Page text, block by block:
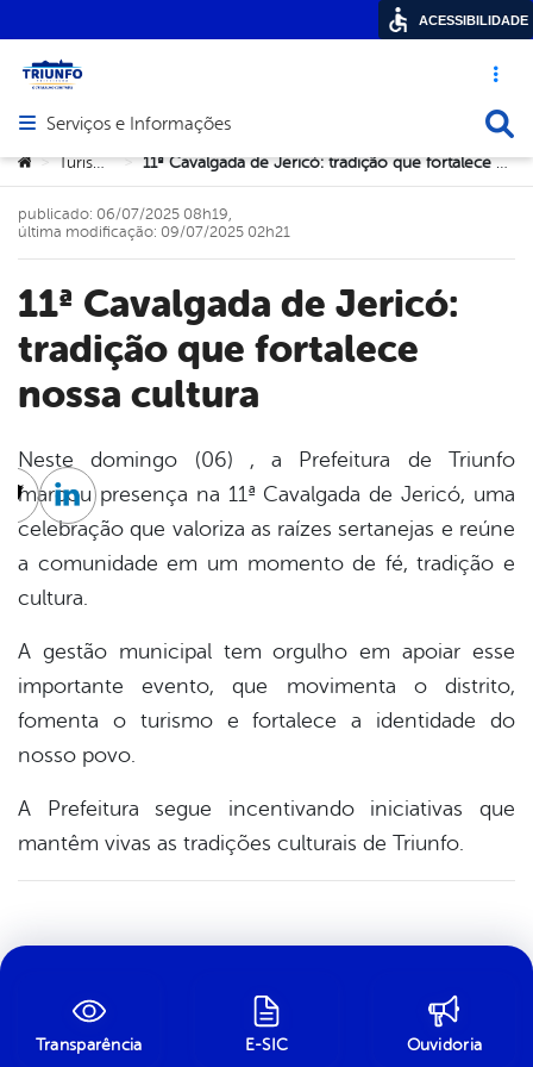
Acesso
Abrir menu principal de navegação
Serviços e Informações
Você está aqui:
> Turismo > 11ª Cavalgada de Jericó: tradição que fortalece nossa cultura
11ª Cavalgada de Jericó:
tradição que fortalece
nossa cultura
publicado: 06/07/2025 08h19,
última modificação: 09/07/2025 02h21
Neste domingo (06) , a Prefeitura de Triunfo
marcou presença na 11ª Cavalgada de Jericó, uma
celebração que valoriza as raízes sertanejas e reúne
a comunidade em um momento de fé, tradição e
cultura.
A gestão municipal tem orgulho em apoiar esse
importante evento, que movimenta o distrito,
fomenta o turismo e fortalece a identidade do
nosso povo.
A Prefeitura segue incentivando iniciativas que
mantêm vivas as tradições culturais de Triunfo.
Twitter
Linkedin
Transparência E-SIC Ouvidoria
ACESSIBILIDADE